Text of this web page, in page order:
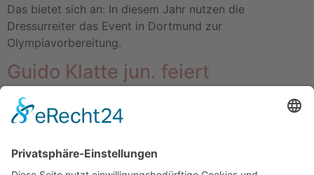
Das bietet sich an: In diesem Jahr nutzen die
Dressurreiter das Event in Dortmund zur
Olympiavorbereitung.
Guido Klatte jun. feiert
Geburtstag in der Festhalle